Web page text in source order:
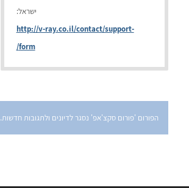
ישראל:
http://v-ray.co.il/contact/support-
form/
הפורום 'פורום סקצ'אפ' נסגר לדיונים ולתגובות חדשות.